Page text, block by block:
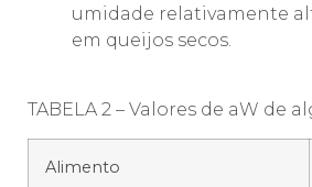
umidade relativamente
em queijos secos.
TABELA 2 – Valores de aW de
Alimento